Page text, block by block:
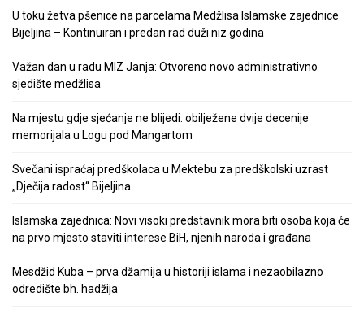
U toku žetva pšenice na parcelama Medžlisa Islamske zajednice
Bijeljina – Kontinuiran i predan rad duži niz godina
Važan dan u radu MIZ Janja: Otvoreno novo administrativno
sjedište medžlisa
Na mjestu gdje sjećanje ne blijedi: obilježene dvije decenije
memorijala u Logu pod Mangartom
Svečani ispraćaj predškolaca u Mektebu za predškolski uzrast
„Dječija radost“ Bijeljina
Islamska zajednica: Novi visoki predstavnik mora biti osoba koja će
na prvo mjesto staviti interese BiH, njenih naroda i građana
Mesdžid Kuba – prva džamija u historiji islama i nezaobilazno
odredište bh. hadžija